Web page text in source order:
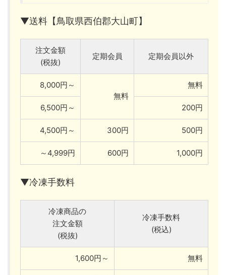
▼送料【鳥取県西伯郡大山町】
注文金額
(税抜)
定期会員 定期会員以外
8,000円～
無料
無料
6,500円～ 200円
4,500円～ 300円 500円
～4,999円 600円 1,000円
▼冷凍手数料
冷凍商品の
注文金額
(税抜)
冷凍手数料
(税込)
1,600円～ 無料